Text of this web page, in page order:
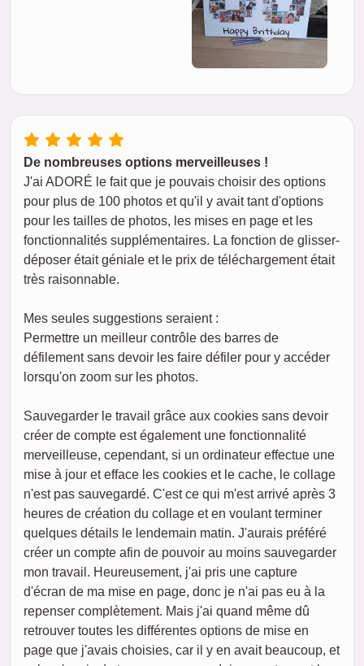
De nombreuses options merveilleuses !
J'ai ADORÉ le fait que je pouvais choisir des options
pour plus de 100 photos et qu'il y avait tant d'options
pour les tailles de photos, les mises en page et les
fonctionnalités supplémentaires. La fonction de glisser-
déposer était géniale et le prix de téléchargement était
très raisonnable.
Mes seules suggestions seraient :
Permettre un meilleur contrôle des barres de
défilement sans devoir les faire défiler pour y accéder
lorsqu'on zoom sur les photos.
Sauvegarder le travail grâce aux cookies sans devoir
créer de compte est également une fonctionnalité
merveilleuse, cependant, si un ordinateur effectue une
mise à jour et efface les cookies et le cache, le collage
n'est pas sauvegardé. C'est ce qui m'est arrivé après 3
heures de création du collage et en voulant terminer
quelques détails le lendemain matin. J'aurais préféré
créer un compte afin de pouvoir au moins sauvegarder
mon travail. Heureusement, j'ai pris une capture
d'écran de ma mise en page, donc je n'ai pas eu à la
repenser complètement. Mais j'ai quand même dû
retrouver toutes les différentes options de mise en
page que j'avais choisies, car il y en avait beaucoup, et